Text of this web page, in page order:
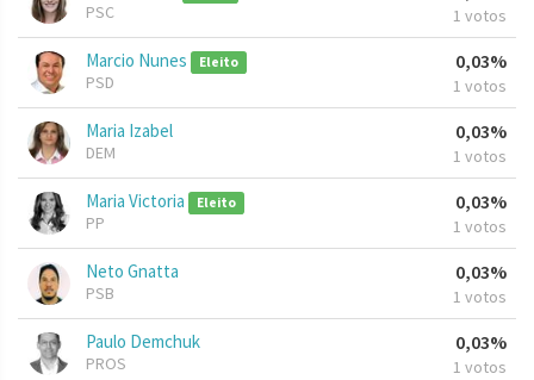
PSC 1 votos
Marcio Nunes Eleito
PSD
0,03%
1 votos
Maria Izabel
DEM
0,03%
1 votos
Maria Victoria Eleito
PP
0,03%
1 votos
Neto Gnatta
PSB
0,03%
1 votos
Paulo Demchuk
PROS
0,03%
1 votos